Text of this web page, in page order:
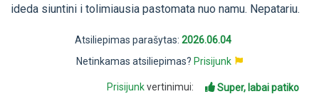
ideda siuntini i tolimiausia pastomata nuo namu. Nepatariu.
Atsiliepimas parašytas: 2026.06.04
Netinkamas atsiliepimas? Prisijunk
Prisijunkvertinimui: Super, labai patiko